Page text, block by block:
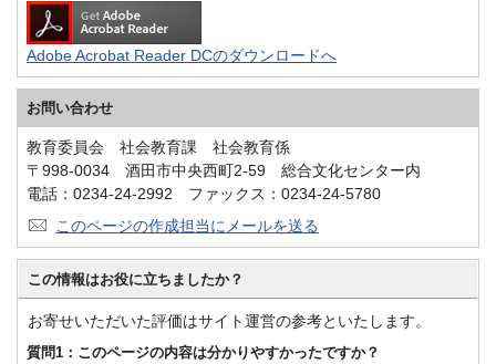
Adobe Acrobat Reader DCのダウンロードへ
お問い合わせ
教育委員会 社会教育課 社会教育係
〒998-0034 酒田市中央西町2-59 総合文化センター内
電話：0234-24-2992 ファックス：0234-24-5780
このページの作成担当にメールを送る
この情報はお役に立ちましたか？
お寄せいただいた評価はサイト運営の参考といたします。
質問1：このページの内容は分かりやすかったですか？